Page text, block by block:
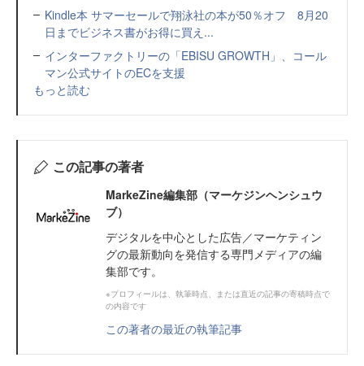
Kindle本 サマーセールで翔泳社の本が50％オフ 8月20
日までビジネス書がお得に買え...
インターファクトリーの「EBISU GROWTH」、コール
マン公式サイトのECを支援
もっと読む
この記事の著者
MarkeZine編集部（マーケジンヘンシュウ
ブ）
デジタルを中心とした広告／マーケティン
グの最新動向を発信する専門メディアの編
集部です。
※プロフィールは、執筆時点、または直近の記事の寄稿時点で
の内容です
この著者の最近の執筆記事